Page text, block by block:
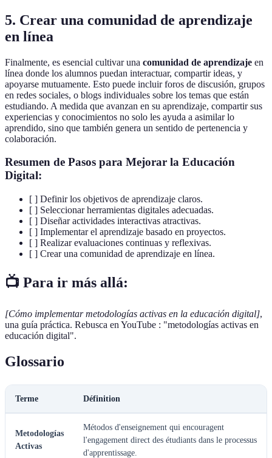
5. Crear una comunidad de aprendizaje
en línea
Finalmente, es esencial cultivar una comunidad de aprendizaje en
línea donde los alumnos puedan interactuar, compartir ideas, y
apoyarse mutuamente. Esto puede incluir foros de discusión, grupos
en redes sociales, o blogs individuales sobre los temas que están
estudiando. A medida que avanzan en su aprendizaje, compartir sus
experiencias y conocimientos no solo les ayuda a asimilar lo
aprendido, sino que también genera un sentido de pertenencia y
colaboración.
Resumen de Pasos para Mejorar la Educación
Digital:
[ ] Definir los objetivos de aprendizaje claros.
[ ] Seleccionar herramientas digitales adecuadas.
[ ] Diseñar actividades interactivas atractivas.
[ ] Implementar el aprendizaje basado en proyectos.
[ ] Realizar evaluaciones continuas y reflexivas.
[ ] Crear una comunidad de aprendizaje en línea.
📺 Para ir más allá:
[Cómo implementar metodologías activas en la educación digital],
una guía práctica. Rebusca en YouTube : "metodologías activas en
educación digital".
Glossario
Terme Définition
Metodologías
Activas
Métodos d'enseignement qui encouragent
l'engagement direct des étudiants dans le processus
d'apprentissage.